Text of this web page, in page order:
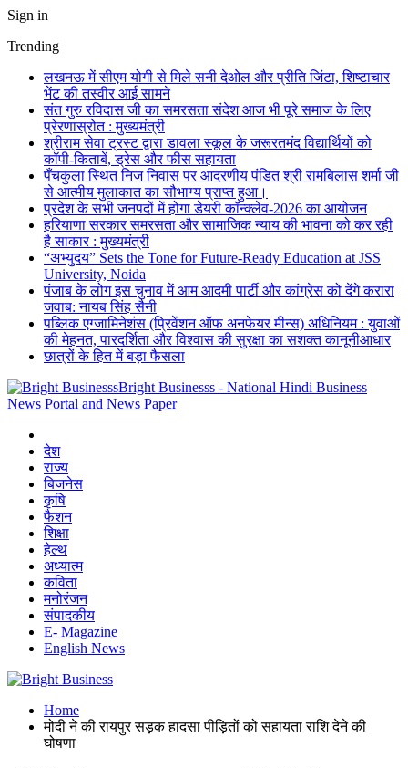
Sign in
Trending
लखनऊ में सीएम योगी से मिले सनी देओल और प्रीति जिंटा, शिष्टाचार
भेंट की तस्वीर आई सामने
संत गुरु रविदास जी का समरसता संदेश आज भी पूरे समाज के लिए
प्रेरणास्रोत : मुख्यमंत्री
श्रीराम सेवा ट्रस्ट द्वारा डावला स्कूल के जरूरतमंद विद्यार्थियों को
कॉपी-किताबें, ड्रेस और फीस सहायता
पँचकुला स्थित निज निवास पर आदरणीय पंडित श्री रामबिलास शर्मा जी
से आत्मीय मुलाकात का सौभाग्य प्राप्त हुआ।
प्रदेश के सभी जनपदों में होगा डेयरी कॉन्क्लेव-2026 का आयोजन
हरियाणा सरकार समरसता और सामाजिक न्याय की भावना को कर रही
है साकार : मुख्यमंत्री
“अभ्युदय” Sets the Tone for Future-Ready Education at JSS
University, Noida
पंजाब के लोग इस चुनाव में आम आदमी पार्टी और कांग्रेस को देंगे करारा
जवाब: नायब सिंह सैनी
पब्लिक एग्जामिनेशंस (प्रिवेंशन ऑफ अनफेयर मीन्स) अधिनियम : युवाओं
की मेहनत, पारदर्शिता और विश्वास की सुरक्षा का सशक्त कानूनीआधार
छात्रों के हित में बड़ा फैसला
Bright Businesss - National Hindi Business
News Portal and News Paper
देश
राज्य
बिजनेस
कृषि
फैशन
शिक्षा
हेल्थ
अध्यात्म
कविता
मनोरंजन
संपादकीय
E- Magazine
English News
Home
मोदी ने की रायपुर सड़क हादसा पीड़ितों को सहायता राशि देने की
घोषणा